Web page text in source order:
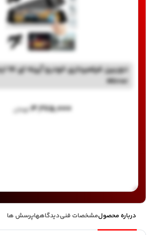
Mirror
۳,۲۷۵,۰۰۰ تومان
درباره محصولمشخصات فنیدیدگاههاپرسش ها